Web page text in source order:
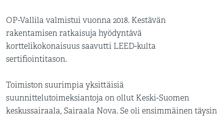
OP-Vallila valmistui vuonna 2018. Kestävän
rakentamisen ratkaisuja hyödyntävä
korttelikokonaisuus saavutti LEED-kulta
sertifiointitason.
Toimiston suurimpia yksittäisiä
suunnittelutoimeksiantoja on ollut Keski-Suomen
keskussairaala, Sairaala Nova. Se oli ensimmäinen täysin